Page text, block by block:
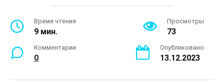
Время чтения
9 мин.
Просмотры
73
Комментарии
0
Опубликовано
13.12.2023